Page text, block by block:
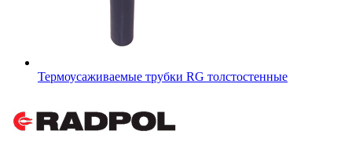
Термоусаживаемые трубки RG толстостенные